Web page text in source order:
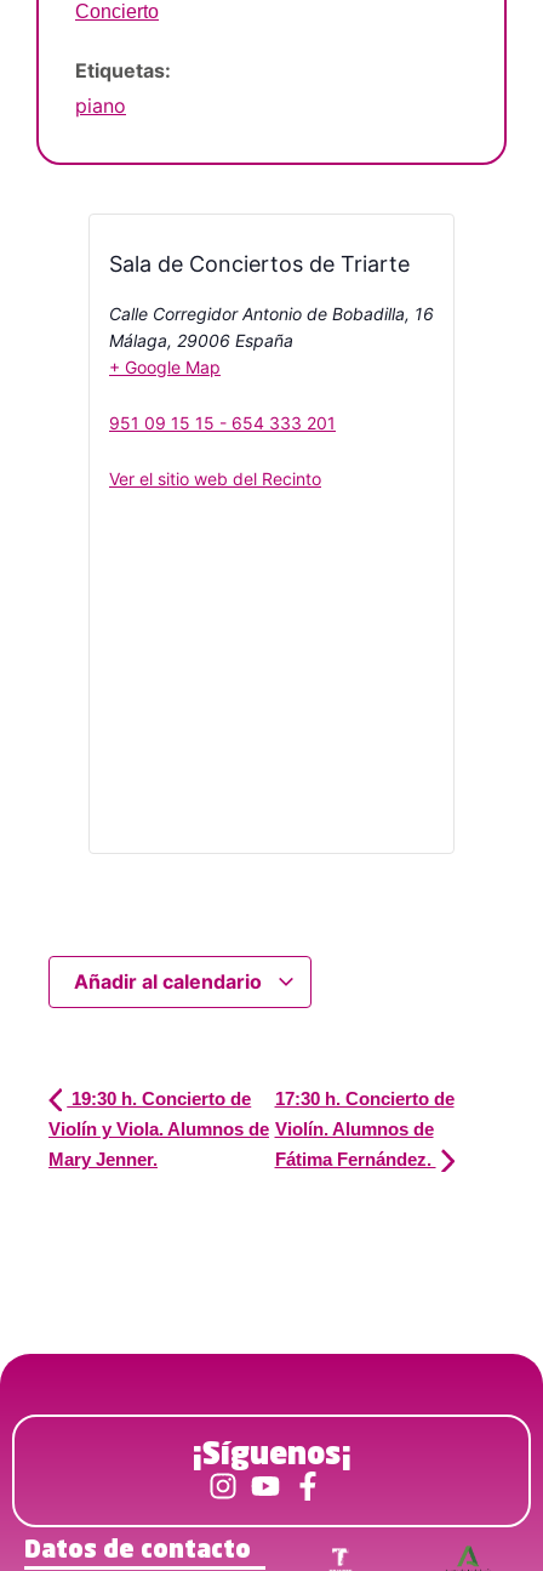
Concierto
Etiquetas:
piano
Sala de Conciertos de Triarte
Calle Corregidor Antonio de Bobadilla, 16
Málaga, 29006 España
+ Google Map
951 09 15 15 - 654 333 201
Ver el sitio web del Recinto
Añadir al calendario
19:30 h. Concierto de
Violín y Viola. Alumnos de
Mary Jenner.
17:30 h. Concierto de
Violín. Alumnos de
Fátima Fernández.
¡Síguenos¡
Datos de contacto